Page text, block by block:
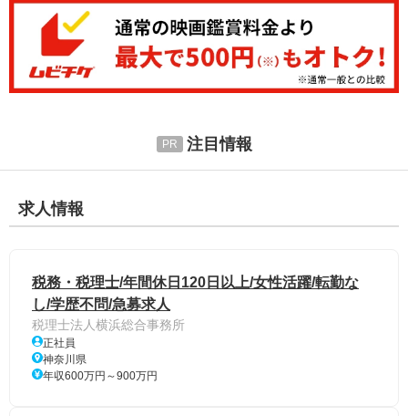
注目情報
求人情報
税務・税理士/年間休日120日以上/女性活躍/転勤な
し/学歴不問/急募求人
税理士法人横浜総合事務所
正社員
神奈川県
年収600万円～900万円